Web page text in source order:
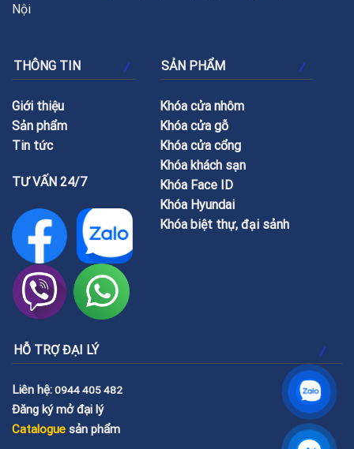
Nội
THÔNG TIN
Giới thiệu
Sản phẩm
Tin tức
TƯ VẤN 24/7
SẢN PHẨM
Khóa cửa nhôm
Khóa cửa gỗ
Khóa cửa cổng
Khóa khách sạn
Khóa Face ID
Khóa Hyundai
Khóa biệt thự, đại sảnh
HỖ TRỢ ĐẠI LÝ
Liên hệ:0944 405 482
Đăng ký mở đại lý
Catalogue sản phẩm